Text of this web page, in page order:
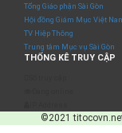
Tổng Giáo phận Sài Gòn
Hội đồng Giám Mục Việt
TV Hiệp Thông
Trung tâm Mục vụ Sài Gòn
THỐNG KÊ TRUY CẬP
©2021